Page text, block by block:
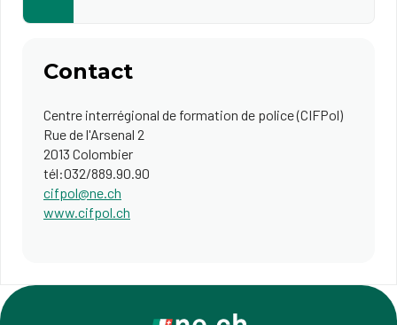
Contact
Centre interrégional de formation de police (CIFPol)
Rue de l'Arsenal 2
2013 Colombier
tél:032/889.90.90
cifpol@ne.ch
www.cifpol.ch